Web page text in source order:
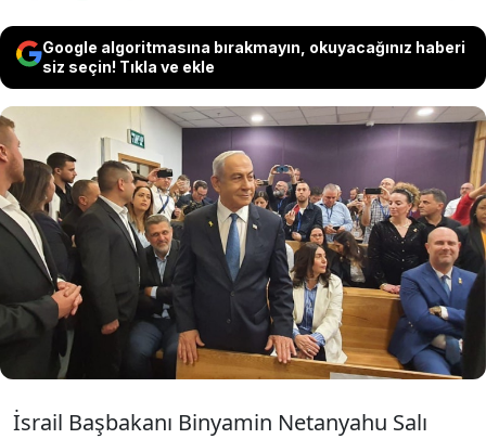
Google algoritmasına bırakmayın, okuyacağınız haberi
siz seçin! Tıkla ve ekle
İsrail Başbakanı Binyamin Netanyahu, dört yıllık
yolsuzluk davasında ilk kez ifade vermek üzere Tel
Aviv’de mahkemeye çıktı. Rüşvet ve dolandırıcılık
suçlamalarını reddeden Netanyahu, davayı "siyasi
suikast" olarak nitelendirdi. Gazze’de devam eden
savaş ve uluslararası baskılar arasında sürecek
mahkeme, İsrail’in siyasi birliğini yeniden
sınayacak.
İsrail Başbakanı Binyamin Netanyahu Salı